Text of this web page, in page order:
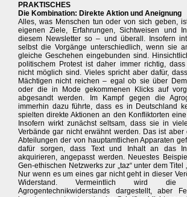
PRAKTISCHES
Die Kombination: Direkte Aktion und Aneignung
Alles, was Menschen tun oder von sich geben,
eigenen Ziele, Erfahrungen, Sichtweisen und
diesem Newsletter so – und überall. Insofern
selbst die Vorgänge unterschiedlich, wenn sie
gleiche Geschehen eingebunden sind.
politischem Protest ist daher immer richtig,
nicht möglich sind. Vieles spricht aber dafür,
Mächtigen nicht reichen – egal ob sie über
oder die in Mode gekommenen Klicks auf
abgesandt werden. Im Kampf gegen die
immerhin dazu führte, dass es in Deutschland
spielten direkte Aktionen an den Konfliktorten
Insofern wirkt zunächst seltsam, dass sie in
Verbände gar nicht erwähnt werden. Das ist
Abteilungen der von hauptamtlichen Apparaten
dafür sorgen, dass Text und Inhalt an das
akquirieren, angepasst werden. Neuestes
Gen-ethischen Netzwerks zur „taz“ unter dem Titel
Nur wenn es um eines gar nicht geht in dieser
Widerstand. Vermeintlich wird die
Agrogentechnikwiderstands dargestellt, aber